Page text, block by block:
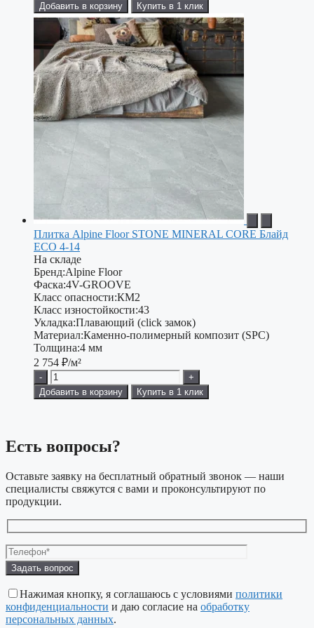
Добавить в корзину
Купить в 1 клик
Плитка Alpine Floor STONE MINERAL CORE Блайд
ЕСО 4-14
На складе
Бренд:Alpine Floor
Фаска:4V-GROOVE
Класс опасности:КМ2
Класс изностойкости:43
Укладка:Плавающий (click замок)
Материал:Каменно-полимерный композит (SPC)
Толщина:4 мм
2 754 ₽/м²
-
+
Добавить в корзину
Купить в 1 клик
Есть вопросы?
Оставьте заявку на бесплатный обратный звонок — наши
специалисты свяжутся с вами и проконсультируют по
продукции.
Оставьте
это
поле
пустым.
Нажимая кнопку, я соглашаюсь с условиями политики
конфиденциальности и даю согласие на обработку
персональных данных.